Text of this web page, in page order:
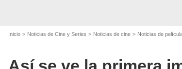
Inicio Noticias de Cine y Series Noticias de cine Noticias de